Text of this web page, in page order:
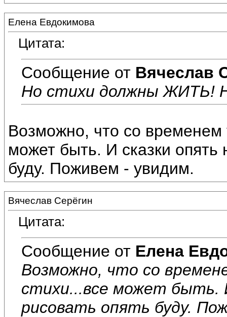
Елена Евдокимова
Цитата:
Сообщение от Вячеслав
Но стихи должны ЖИТЬ!
Возможно, что со временем
может быть. И сказки опять
буду. Поживем - увидим.
Вячеслав Серёгин
Цитата:
Сообщение от Елена
Возможно, что со
стихи...все может быть.
рисовать опять буду.